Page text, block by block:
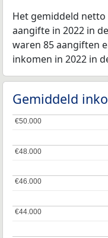
Het gemiddeld
aangifte in 2022 in
waren 85 aangiften
inkomen in 2022 in
Gemiddeld
€44.000
€44.000
€46.000
€46.000
€48.000
€48.000
€50.000
€50.000